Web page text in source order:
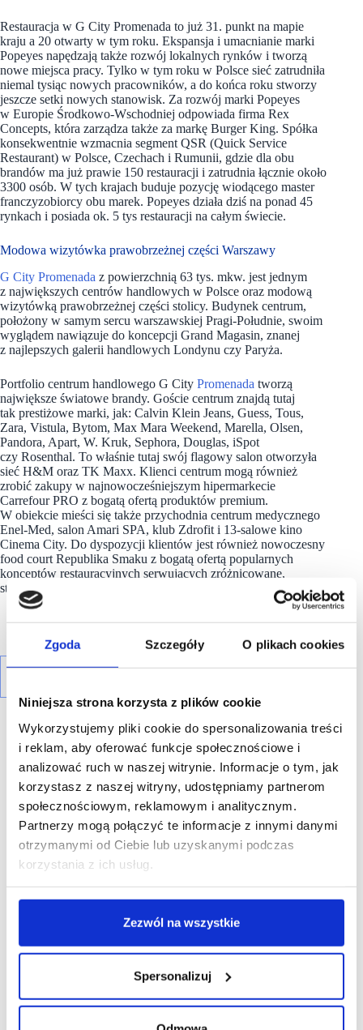
Zgoda Szczegóły O plikach cookies
Niniejsza strona korzysta z plików cookie
Wykorzystujemy pliki cookie do spersonalizowania treści
i reklam, aby oferować funkcje społecznościowe i
analizować ruch w naszej witrynie. Informacje o tym, jak
korzystasz z naszej witryny, udostępniamy partnerom
społecznościowym, reklamowym i analitycznym.
Partnerzy mogą połączyć te informacje z innymi danymi
otrzymanymi od Ciebie lub uzyskanymi podczas
korzystania z ich usług.
Zezwól na wszystkie
Spersonalizuj
Restauracja w G City Promenada to już 31. punkt na mapie
kraju a 20 otwarty w tym roku. Ekspansja i umacnianie marki
Popeyes napędzają także rozwój lokalnych rynków i tworzą
nowe miejsca pracy. Tylko w tym roku w Polsce sieć zatrudniła
niemal tysiąc nowych pracowników, a do końca roku stworzy
jeszcze setki nowych stanowisk. Za rozwój marki Popeyes
w Europie Środkowo-Wschodniej odpowiada firma Rex
Concepts, która zarządza także za markę Burger King. Spółka
konsekwentnie wzmacnia segment QSR (Quick Service
Restaurant) w Polsce, Czechach i Rumunii, gdzie dla obu
brandów ma już prawie 150 restauracji i zatrudnia łącznie około
3300 osób. W tych krajach buduje pozycję wiodącego master
franczyzobiorcy obu marek. Popeyes działa dziś na ponad 45
rynkach i posiada ok. 5 tys restauracji na całym świecie.
Modowa wizytówka prawobrzeżnej części Warszawy
G City Promenada z powierzchnią 63 tys. mkw. jest jednym
z największych centrów handlowych w Polsce oraz modową
wizytówką prawobrzeżnej części stolicy. Budynek centrum,
położony w samym sercu warszawskiej Pragi-Południe, swoim
wyglądem nawiązuje do koncepcji Grand Magasin, znanej
z najlepszych galerii handlowych Londynu czy Paryża.
Portfolio centrum handlowego G City Promenada tworzą
największe światowe brandy. Goście centrum znajdą tutaj
tak prestiżowe marki, jak: Calvin Klein Jeans, Guess, Tous,
Zara, Vistula, Bytom, Max Mara Weekend, Marella, Olsen,
Pandora, Apart, W. Kruk, Sephora, Douglas, iSpot
czy Rosenthal. To właśnie tutaj swój flagowy salon otworzyła
sieć H&M oraz TK Maxx. Klienci centrum mogą również
zrobić zakupy w najnowocześniejszym hipermarkecie
Carrefour PRO z bogatą ofertą produktów premium.
W obiekcie mieści się także przychodnia centrum medycznego
Enel-Med, salon Amari SPA, klub Zdrofit i 13-salowe kino
Cinema City. Do dyspozycji klientów jest również nowoczesny
food court Republika Smaku z bogatą ofertą popularnych
konceptów restauracyjnych serwujących zróżnicowane,
starannie dobrane menu z różnych stron świata.
R E K L A M A